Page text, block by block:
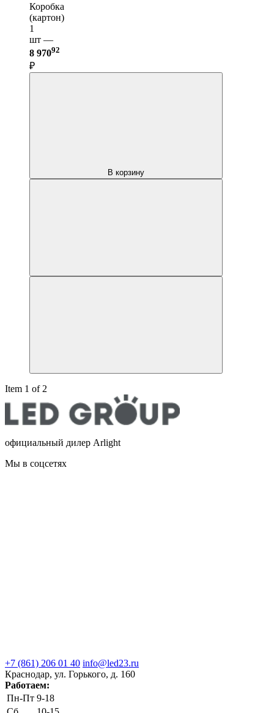
Коробка
(картон)
1
шт —
8 97092
₽
В корзину
Item 1 of 2
официальный дилер Arlight
Мы в соцсетях
+7 (861) 206 01 40 info@led23.ru
Краснодар, ул. Горького, д. 160
Работаем:
Пн-Пт 9-18